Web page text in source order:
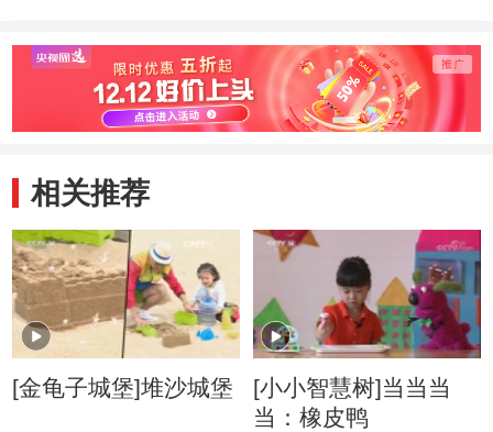
相关推荐
[金龟子城堡]堆沙城堡
[小小智慧树]当当当
当：橡皮鸭